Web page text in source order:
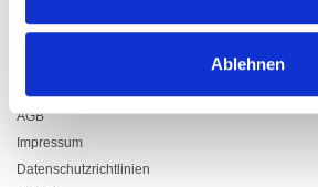
Ablehnen
Downloads
AGB
Impressum
Datenschutzrichtlinien